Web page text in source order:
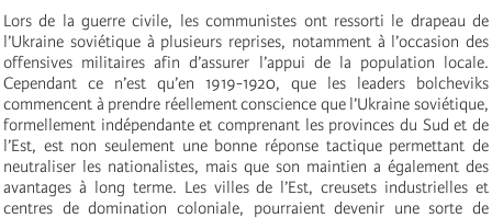
Lors de la guerre civile, les communistes ont ressorti le drapeau de
l’Ukraine soviétique à plusieurs reprises, notamment à l’occasion des
offensives militaires afin d’assurer l’appui de la population locale.
Cependant ce n’est qu’en 1919-1920, que les leaders bolcheviks
commencent à prendre réellement conscience que l’Ukraine soviétique,
formellement indépendante et comprenant les provinces du Sud et de
l’Est, est non seulement une bonne réponse tactique permettant de
neutraliser les nationalistes, mais que son maintien a également des
avantages à long terme. Les villes de l’Est, creusets industrielles et
centres de domination coloniale, pourraient devenir une sorte de